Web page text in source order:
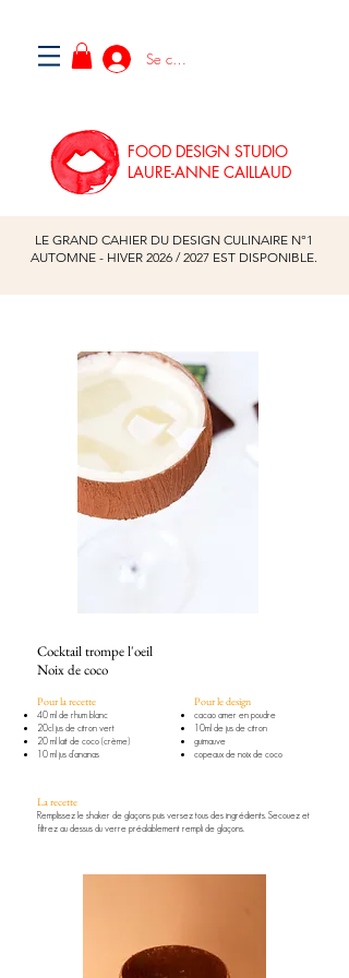
Se connecter
FOOD DESIGN STUDIO
LAURE-ANNE CAILLAUD
LE GRAND CAHIER DU DESIGN CULINAIRE N°1
AUTOMNE - HIVER 2026 /2027EST DISPONIBLE.
Cocktail trompe l'oeil
Noix de coco
Pour la recette
40 ml de rhum blanc
20cl jus de citron vert
20 ml lait de coco (crème)
10 ml jus d’ananas
​​Pour le design​
cacao amer en poudre
10ml de jus de citron
guimauve
copeaux de noix de coco
​​La recette
Remplissez le shaker de glaçons puis versez tous des ingrédients. Secouez et
filtrez au dessus du verre préalablement rempli de glaçons.